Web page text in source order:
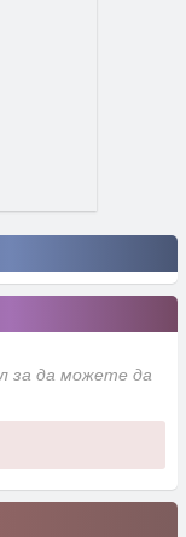
за да можете да